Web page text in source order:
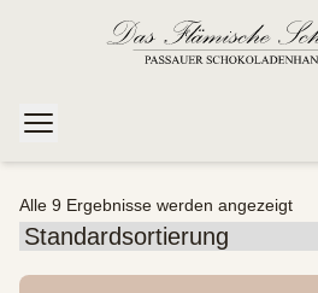
Alle 9 Ergebnisse werden angezeigt